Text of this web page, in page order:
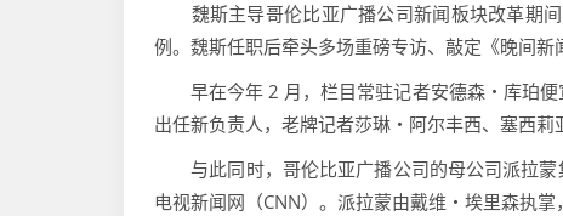
魏斯主导哥伦比亚广播公司新闻板块改革期间
例。魏斯任职后牵头多场重磅专访、敲定《晚间新
早在今年 2 月，栏目常驻记者安德森・库珀便
出任新负责人，老牌记者莎琳・阿尔丰西、塞西
与此同时，哥伦比亚广播公司的母公司派拉蒙
电视新闻网（CNN）。派拉蒙由戴维・埃里森执